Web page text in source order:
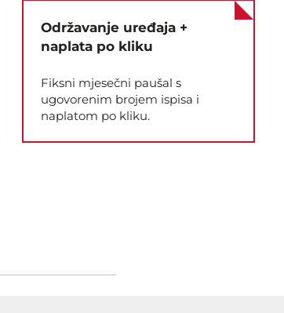
Održavanje uređaja +
naplata po kliku
Fiksni mjesečni paušal s
ugovorenim brojem ispisa i
naplatom po kliku.